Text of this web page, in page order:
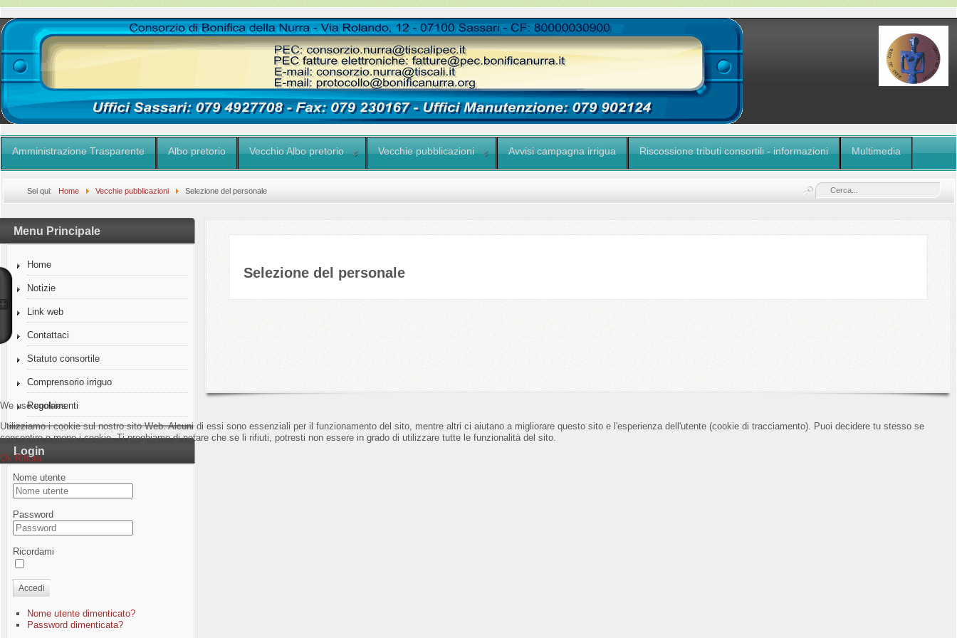
Amministrazione Trasparente Albo pretorio Vecchio Albo pretorio Vecchie pubblicazioni Avvisi campagna irrigua Riscossione tributi consortili - informazioni Multimedia
Sei qui: Home Vecchie pubblicazioni Selezione del personale
Menu Principale
Home
Notizie
Link web
Contattaci
Statuto consortile
Comprensorio irriguo
Regolamenti
Login
Nome utente
Password
Ricordami
Accedi
Nome utente dimenticato?
Password dimenticata?
Selezione del personale
We use cookies
Utilizziamo i cookie sul nostro sito Web. Alcuni di essi sono essenziali per il funzionamento del sito, mentre altri ci aiutano a migliorare questo sito e l'esperienza dell'utente (cookie di tracciamento). Puoi decidere tu stesso se
consentire o meno i cookie. Ti preghiamo di notare che se li rifiuti, potresti non essere in grado di utilizzare tutte le funzionalità del sito.
Ok Rifiuta